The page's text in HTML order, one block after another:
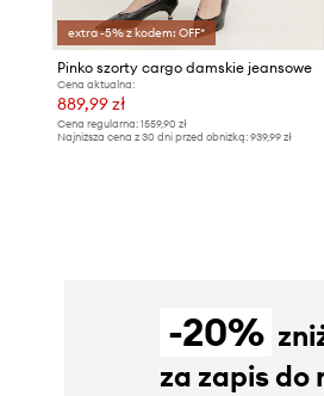
extra -5% z kodem: OFF*
Pinko szorty cargo damskie jeansowe
Cena aktualna:
889,99 zł
Cena regularna: 1559,90 zł
Najniższa cena z 30 dni przed obniżką: 939,99 zł
-20%
za zapis do